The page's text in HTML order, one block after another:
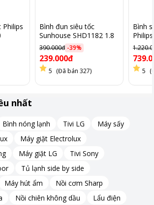
bình có khả năng cung cấp đủ nước cho từ
rất phù hợp cho các gia đình nhỏ hoặc
an toàn
đều được làm từ inox 304, loại thép không gỉ
này không chỉ đảm bảo an toàn vệ sinh thực
bình giữ được vẻ đẹp sáng bóng theo thời
sau khi sử dụng.
toàn
Philips
Bình đun siêu tốc
Sunhouse SHD1182 1.8
lít
390.000đ -39%
239.000đ
5 (Đã bán 327)
Bình
5
nhất
Bình nóng lạnh Tivi LG
Máy sấy
Máy giặt Electrolux
Máy giặt LG
Tivi Sony
Tủ lạnh side by side
Máy hút ẩm
Nồi cơm Sharp
Nồi chiên không dầu
Lẩu điện